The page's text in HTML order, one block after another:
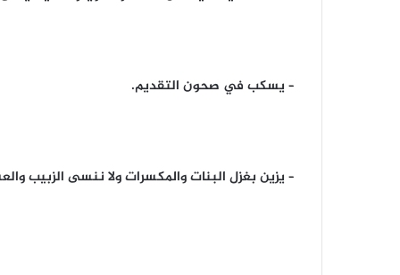
– يسكب في صحون التقديم.
– يزين بغزل البنات والمكسرات ولا ننسى الزبيب